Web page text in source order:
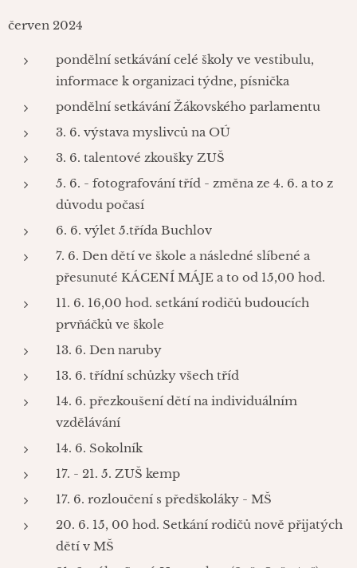
červen 2024
pondělní setkávání celé školy ve vestibulu,
informace k organizaci týdne, písnička
pondělní setkávání Žákovského parlamentu
3. 6. výstava myslivců na OÚ
3. 6. talentové zkoušky ZUŠ
5. 6. - fotografování tříd - změna ze 4. 6. a to z
důvodu počasí
6. 6. výlet 5.třída Buchlov
7. 6. Den dětí ve škole a následné slíbené a
přesunuté KÁCENÍ MÁJE a to od 15,00 hod.
11. 6. 16,00 hod. setkání rodičů budoucích
prvňáčků ve škole
13. 6. Den naruby
13. 6. třídní schůzky všech tříd
14. 6. přezkoušení dětí na individuálním
vzdělávání
14. 6. Sokolník
17. - 21. 5. ZUŠ kemp
17. 6. rozloučení s předškoláky - MŠ
20. 6. 15, 00 hod. Setkání rodičů nově přijatých
dětí v MŠ